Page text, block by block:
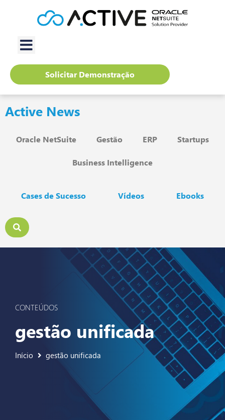
Solicitar Demonstração
Active News
Oracle NetSuite Gestão ERP Startups
Business Intelligence
Cases de Sucesso Vídeos Ebooks
CONTEÚDOS
gestão unificada
Início gestão unificada